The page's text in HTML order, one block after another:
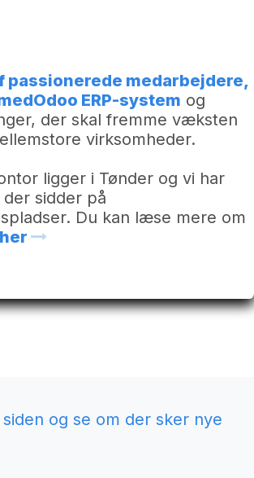
passionerede medarbejdere,
Odoo ERP-system og
der skal fremme væksten
virksomheder.
ligger i Tønder og vi har
sidder på
Du kan læse mere om
her
og se om der sker nye